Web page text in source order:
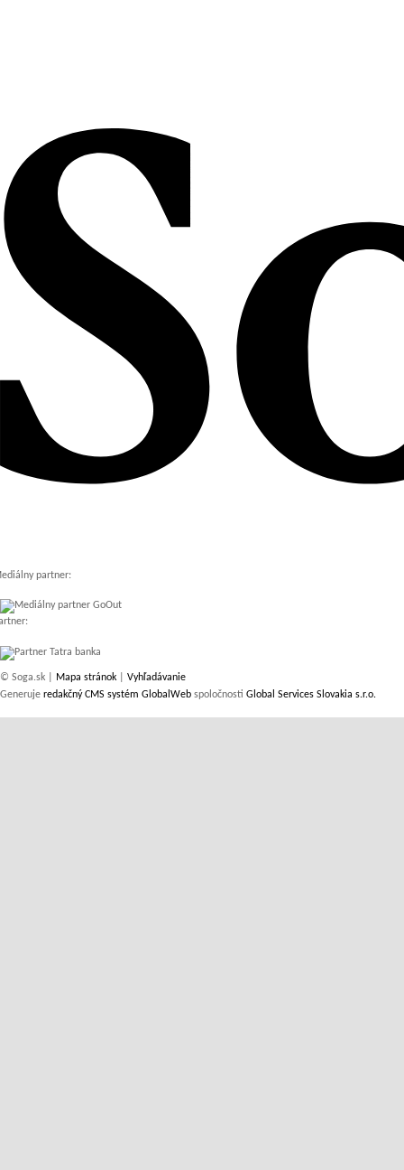
partner:
© Soga.sk | Mapa stránok
Vyhľadávanie
Generuje redakčný CMS systém GlobalWeb spoločnosti Global Services Slovakia s.r.o.